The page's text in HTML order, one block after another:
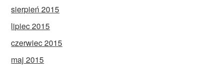
sierpień 2015
lipiec 2015
czerwiec 2015
maj 2015